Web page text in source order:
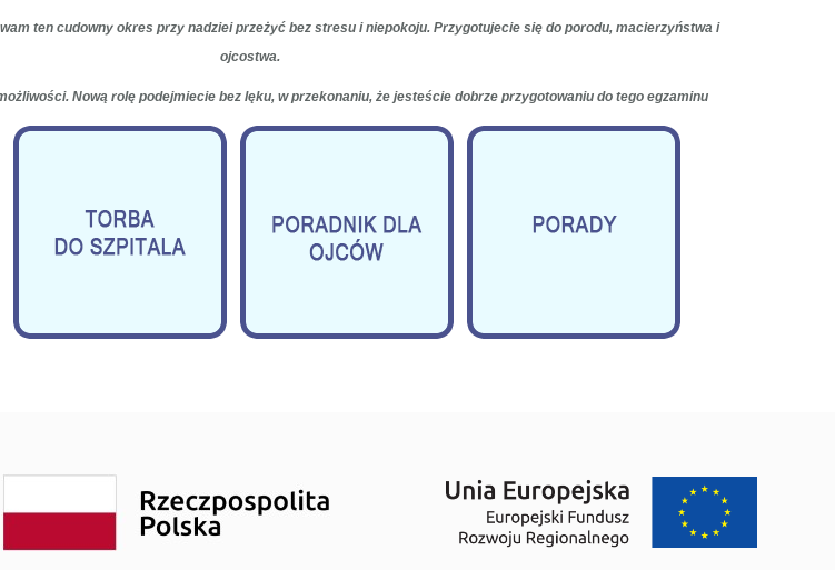
ten cudowny okres przy nadziei przeżyć bez stresu i niepokoju. Przygotujecie się do porodu, macierzyństwa i
ojcostwa.
Nową rolę podejmiecie bez lęku, w przekonaniu, że jesteście dobrze przygotowaniu do tego egzaminu